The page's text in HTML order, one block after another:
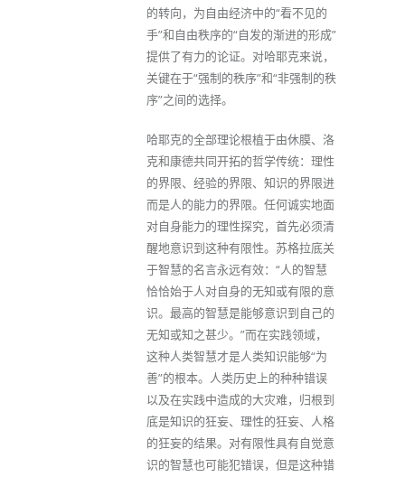
的转向，为自由经济中的“看不见的
手”和自由秩序的“自发的渐进的形成”
提供了有力的论证。对哈耶克来说，
关键在于“强制的秩序”和“非强制的秩
序”之间的选择。
哈耶克的全部理论根植于由休膜、洛
克和康德共同开拓的哲学传统：理性
的界限、经验的界限、知识的界限进
而是人的能力的界限。任何诚实地面
对自身能力的理性探究，首先必须清
醒地意识到这种有限性。苏格拉底关
于智慧的名言永远有效：“人的智慧
恰恰始于人对自身的无知或有限的意
识。最高的智慧是能够意识到自己的
无知或知之甚少。”而在实践领域，
这种人类智慧才是人类知识能够“为
善”的根本。人类历史上的种种错误
以及在实践中造成的大灾难，归根到
底是知识的狂妄、理性的狂妄、人格
的狂妄的结果。对有限性具有自觉意
识的智慧也可能犯错误，但是这种错